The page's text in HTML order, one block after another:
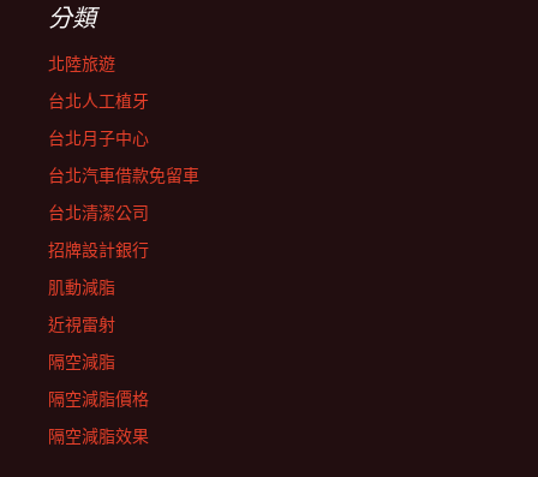
分類
北陸旅遊
台北人工植牙
台北月子中心
台北汽車借款免留車
台北清潔公司
招牌設計銀行
肌動減脂
近視雷射
隔空減脂
隔空減脂價格
隔空減脂效果